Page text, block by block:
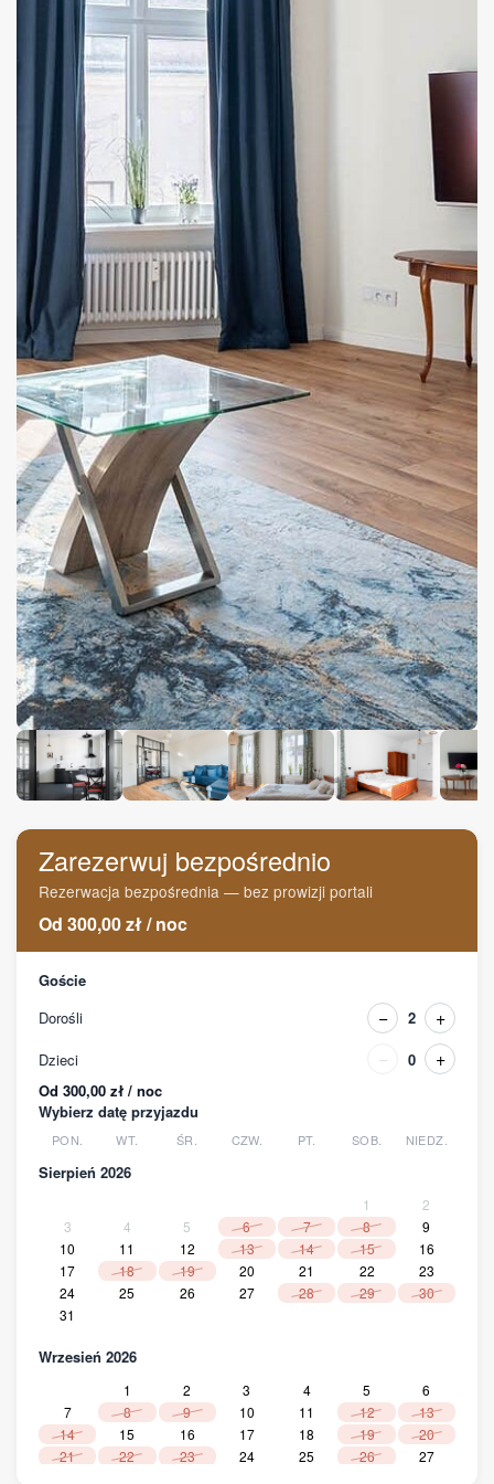
Zarezerwuj bezpośrednio
Rezerwacja bezpośrednia — bez prowizji portali
Od 300,00zł/noc
Goście
Dorośli
− 2 +
Dzieci − 0 +
Od 300,00 zł / noc
Wybierz datę przyjazdu
PON. WT. ŚR. CZW. PT. SOB. NIEDZ.
Sierpień 2026
1
2
3
4 5 6 7 8
9
10
11 12 13 14 15
16
17
18 19 20 21 22
23
24
25 26 27 28 29
30
31
Wrzesień 2026
1 2 3 4 5
6
7
8 9 10 11 12
13
14
15 16 17 18 19
20
21
22 23 24 25 26
27